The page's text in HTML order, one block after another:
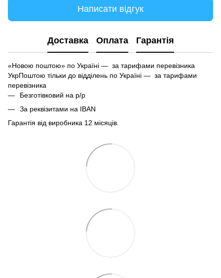
Написати відгук
Доставка Оплата Гарантія
«Новою поштою» по Україні — за тарифами перевізника
УкрПоштою тільки до відділень по Україні — за тарифами
перевізника
Безготівковий на р/р
За реквізитами на IBAN
Гарантія від виробника 12 місяців.